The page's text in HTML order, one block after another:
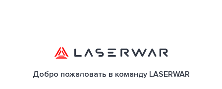
Добро пожаловать в команду LASERWAR